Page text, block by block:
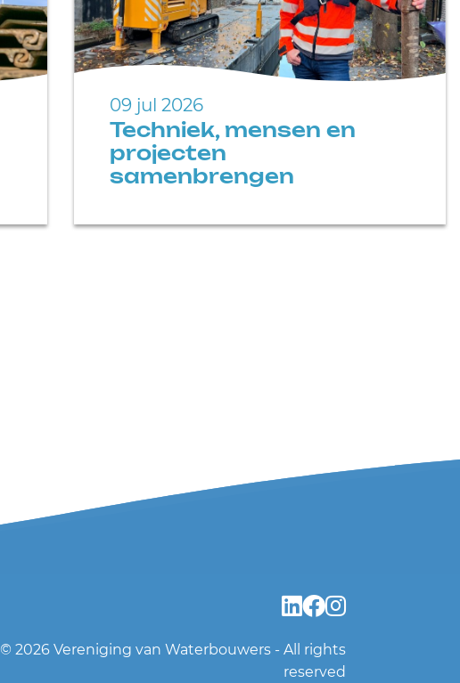
09 jul 2026
Techniek, mensen en
projecten
samenbrengen
© 2026 Vereniging van Waterbouwers - All rights
reserved